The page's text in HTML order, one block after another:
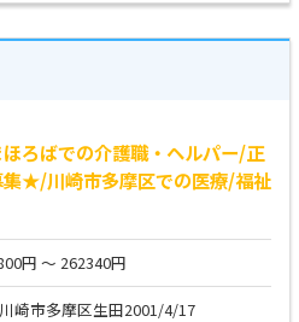
ろばでの介護職・ヘルパー/正
★/川崎市多摩区での医療/福祉
円 ～ 262340円
崎市多摩区生田2001/4/17